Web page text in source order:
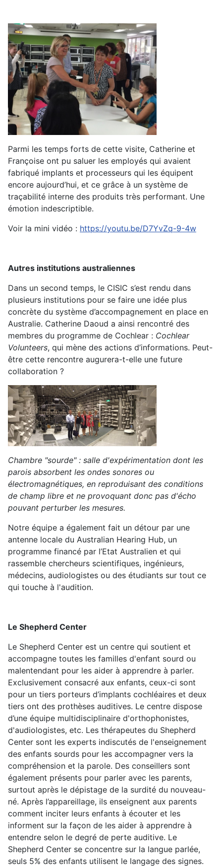
Parmi les temps forts de cette visite, Catherine et
Françoise ont pu saluer les employés qui avaient
fabriqué implants et processeurs qui les équipent
encore aujourd’hui, et ce grâce à un système de
traçabilité interne des produits très performant. Une
émotion indescriptible.
Voir la mini vidéo : https://youtu.be/D7YvZq-9-4w
Autres institutions australiennes
Dans un second temps, le CISIC s’est rendu dans
plusieurs institutions pour se faire une idée plus
concrète du système d’accompagnement en place en
Australie. Catherine Daoud a ainsi rencontré des
membres du programme de Cochlear : Cochlear
Volunteers, qui mène des actions d’informations. Peut-
être cette rencontre augurera-t-elle une future
collaboration ?
Chambre "sourde" : salle d'expérimentation dont les
parois absorbent les ondes sonores ou
électromagnétiques, en reproduisant des conditions
de champ libre et ne provoquant donc pas d'écho
pouvant perturber les mesures.
Notre équipe a également fait un détour par une
antenne locale du Australian Hearing Hub, un
programme financé par l’Etat Australien et qui
rassemble chercheurs scientifiques, ingénieurs,
médecins, audiologistes ou des étudiants sur tout ce
qui touche à l'audition.
Le Shepherd Center
Le Shepherd Center est un centre qui soutient et
accompagne toutes les familles d'enfant sourd ou
malentendant pour les aider à apprendre à parler.
Exclusivement consacré aux enfants, ceux-ci sont
pour un tiers porteurs d’implants cochléaires et deux
tiers ont des prothèses auditives. Le centre dispose
d’une équipe multidisciplinaire d'orthophonistes,
d'audiologistes, etc. Les thérapeutes du Shepherd
Center sont les experts indiscutés de l'enseignement
des enfants sourds pour les accompagner vers la
compréhension et la parole. Des conseillers sont
également présents pour parler avec les parents,
surtout après le dépistage de la surdité du nouveau-
né. Après l’appareillage, ils enseignent aux parents
comment inciter leurs enfants à écouter et les
informent sur la façon de les aider à apprendre à
entendre selon le degré de perte auditive. Le
Shepherd Center se concentre sur la langue parlée,
seuls 5% des enfants utilisent le langage des signes.